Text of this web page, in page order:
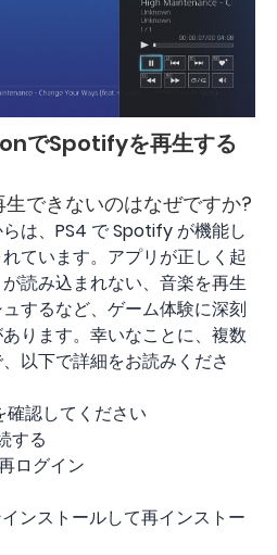
でSpotifyを再生する
できないのはなぜですか?
は、PS4 で Spotify が機能し
ています。アプリが正しく起
読み込まれない、音楽を再生
するなど、ゲーム体験に深刻
ります。幸いなことに、複数
以下で詳細をお読みくださ
確認してください
する
ログイン
ンストールして再インストー